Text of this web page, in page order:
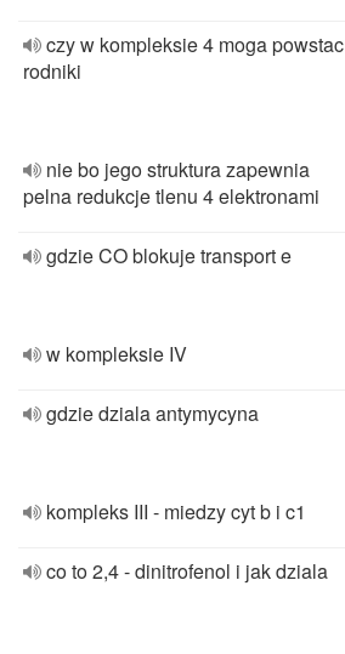
czy w kompleksie 4 moga powstac
rodniki
nie bo jego struktura zapewnia
pelna redukcje tlenu 4 elektronami
gdzie CO blokuje transport e
w kompleksie IV
gdzie dziala antymycyna
kompleks III - miedzy cyt b i c1
co to 2,4 - dinitrofenol i jak dziala